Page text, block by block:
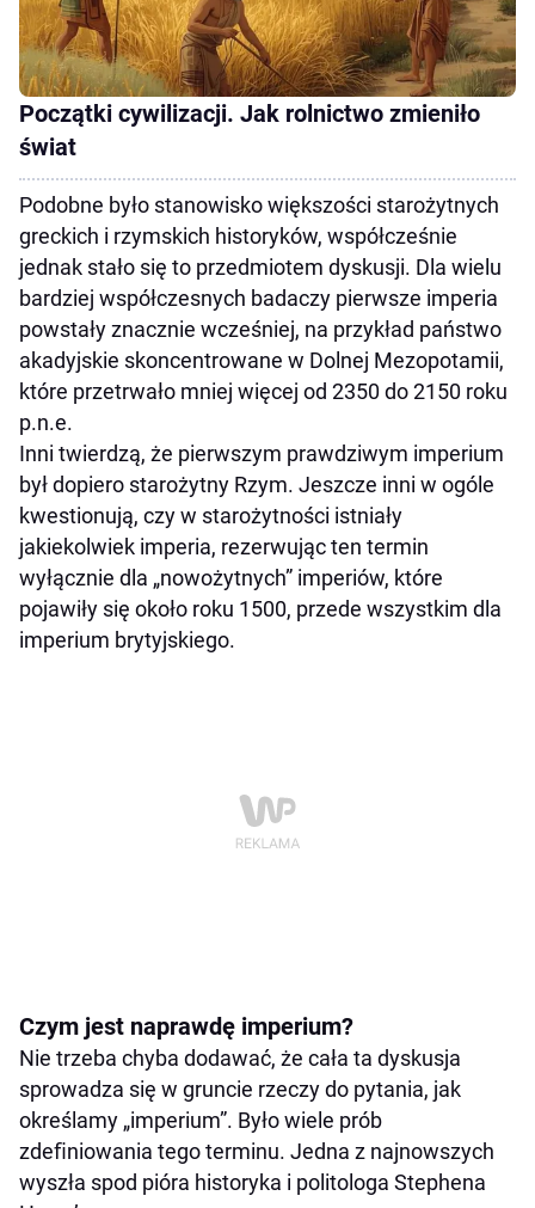
Początki cywilizacji. Jak rolnictwo zmieniło
świat
Podobne było stanowisko większości starożytnych
greckich i rzymskich historyków, współcześnie
jednak stało się to przedmiotem dyskusji. Dla wielu
bardziej współczesnych badaczy pierwsze imperia
powstały znacznie wcześniej, na przykład państwo
akadyjskie skoncentrowane w Dolnej Mezopotamii,
które przetrwało mniej więcej od 2350 do 2150 roku
p.n.e.
Inni twierdzą, że pierwszym prawdziwym imperium
był dopiero starożytny Rzym. Jeszcze inni w ogóle
kwestionują, czy w starożytności istniały
jakiekolwiek imperia, rezerwując ten termin
wyłącznie dla „nowożytnych” imperiów, które
pojawiły się około roku 1500, przede wszystkim dla
imperium brytyjskiego.
Czym jest naprawdę imperium?
Nie trzeba chyba dodawać, że cała ta dyskusja
sprowadza się w gruncie rzeczy do pytania, jak
określamy „imperium”. Było wiele prób
zdeﬁniowania tego terminu. Jedna z najnowszych
wyszła spod pióra historyka i politologa Stephena